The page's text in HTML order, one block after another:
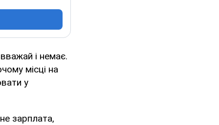
і немає.
місці на
у
зарплата,